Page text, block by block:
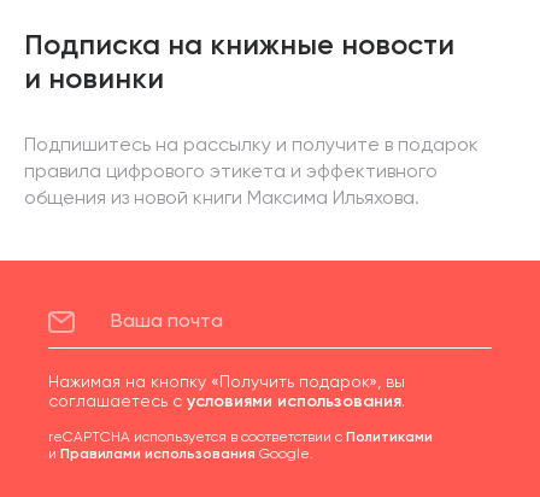
Подписка на книжные новости
и новинки
Подпишитесь на рассылку и получите в подарок
правила цифрового этикета и эффективного
общения из новой книги Максима Ильяхова.
Нажимая на кнопку «Получить подарок», вы
соглашаетесь с условиями использования.
reCAPTCHA используется в соответствии с Политиками
и Правилами использования Google.